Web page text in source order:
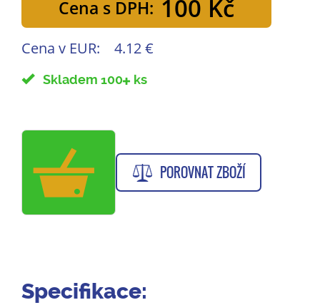
Cena s DPH: 100 Kč
Cena v EUR: 4.12 €
Skladem 100 ks
POROVNAT ZBOŽÍ
Specifikace: